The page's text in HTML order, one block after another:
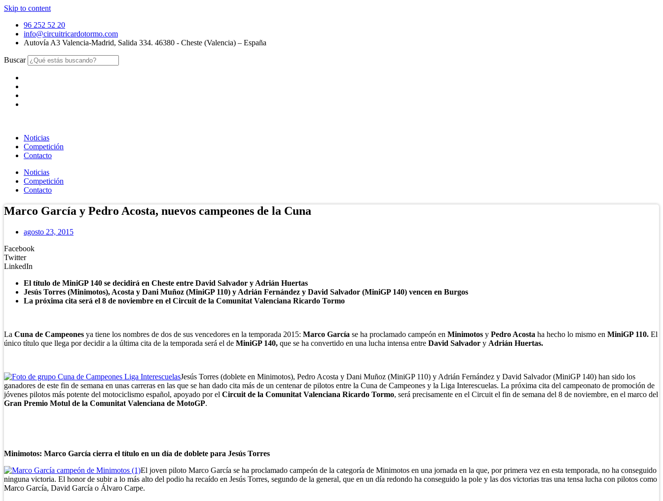
Skip to content
96 252 52 20
info@circuitricardotormo.com
Autovía A3 Valencia-Madrid, Salida 334. 46380 - Cheste (Valencia) – España
Buscar
Noticias
Competición
Contacto
Noticias
Competición
Contacto
Marco García y Pedro Acosta, nuevos campeones de la Cuna
agosto 23, 2015
Facebook
Twitter
LinkedIn
El título de MiniGP 140 se decidirá en Cheste entre David Salvador y Adrián Huertas
Jesús Torres (Minimotos), Acosta y Dani Muñoz (MiniGP 110) y Adrián Fernández y David Salvador (MiniGP 140) vencen en Burgos
La próxima cita será el 8 de noviembre en el Circuit de la Comunitat Valenciana Ricardo Tormo
La Cuna de Campeones ya tiene los nombres de dos de sus vencedores en la temporada 2015: Marco García se ha proclamado campeón en Minimotos y Pedro Acosta ha hecho lo mismo en MiniGP 110. El
único título que llega por decidir a la última cita de la temporada será el de MiniGP 140, que se ha convertido en una lucha intensa entre David Salvador y Adrián Huertas.
Jesús Torres (doblete en Minimotos), Pedro Acosta y Dani Muñoz (MiniGP 110) y Adrián Fernández y David Salvador (MiniGP 140) han sido los
ganadores de este fin de semana en unas carreras en las que se han dado cita más de un centenar de pilotos entre la Cuna de Campeones y la Liga Interescuelas. La próxima cita del campeonato de promoción de
jóvenes pilotos más potente del motociclismo español, apoyado por el Circuit de la Comunitat Valenciana Ricardo Tormo, será precisamente en el Circuit el fin de semana del 8 de noviembre, en el marco del
Gran Premio Motul de la Comunitat Valenciana de MotoGP.
Minimotos: Marco García cierra el título en un día de doblete para Jesús Torres
El joven piloto Marco García se ha proclamado campeón de la categoría de Minimotos en una jornada en la que, por primera vez en esta temporada, no ha conseguido
ninguna victoria. El honor de subir a lo más alto del podio ha recaído en Jesús Torres, segundo de la general, que en un día redondo ha conseguido la pole y las dos victorias tras una tensa lucha con pilotos como
Marco García, David García o Álvaro Carpe.